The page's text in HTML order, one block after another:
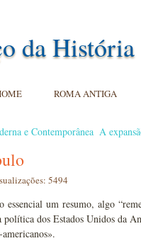
da História
ROMA ANTIGA
e Contemporânea A
5494
essencial um resumo, algo
dos Estados Unidos da